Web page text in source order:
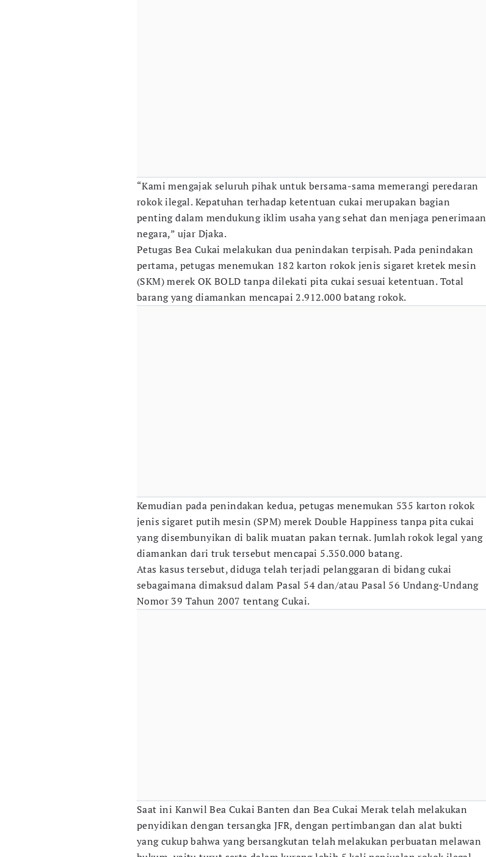
“Kami mengajak seluruh pihak untuk bersama-sama memerangi peredaran
rokok ilegal. Kepatuhan terhadap ketentuan cukai merupakan bagian
penting dalam mendukung iklim usaha yang sehat dan menjaga penerimaan
negara,” ujar Djaka.
Petugas Bea Cukai melakukan dua penindakan terpisah. Pada penindakan
pertama, petugas menemukan 182 karton rokok jenis sigaret kretek mesin
(SKM) merek OK BOLD tanpa dilekati pita cukai sesuai ketentuan. Total
barang yang diamankan mencapai 2.912.000 batang rokok.
Kemudian pada penindakan kedua, petugas menemukan 535 karton rokok
jenis sigaret putih mesin (SPM) merek Double Happiness tanpa pita cukai
yang disembunyikan di balik muatan pakan ternak. Jumlah rokok legal yang
diamankan dari truk tersebut mencapai 5.350.000 batang.
Atas kasus tersebut, diduga telah terjadi pelanggaran di bidang cukai
sebagaimana dimaksud dalam Pasal 54 dan/atau Pasal 56 Undang-Undang
Nomor 39 Tahun 2007 tentang Cukai.
Saat ini Kanwil Bea Cukai Banten dan Bea Cukai Merak telah melakukan
penyidikan dengan tersangka JFR, dengan pertimbangan dan alat bukti
yang cukup bahwa yang bersangkutan telah melakukan perbuatan melawan